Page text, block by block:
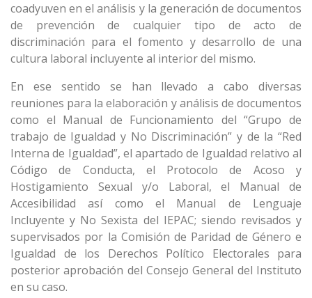
coadyuven en el análisis y la generación de documentos
de prevención de cualquier tipo de acto de
discriminación para el fomento y desarrollo de una
cultura laboral incluyente al interior del mismo.
En ese sentido se han llevado a cabo diversas
reuniones para la elaboración y análisis de documentos
como el Manual de Funcionamiento del “Grupo de
trabajo de Igualdad y No Discriminación” y de la “Red
Interna de Igualdad”, el apartado de Igualdad relativo al
Código de Conducta, el Protocolo de Acoso y
Hostigamiento Sexual y/o Laboral, el Manual de
Accesibilidad así como el Manual de Lenguaje
Incluyente y No Sexista del IEPAC; siendo revisados y
supervisados por la Comisión de Paridad de Género e
Igualdad de los Derechos Político Electorales para
posterior aprobación del Consejo General del Instituto
en su caso.